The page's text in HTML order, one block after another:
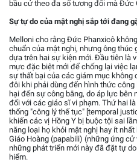
bầu cử theo đa số tương đối mà Đức
Sự tự do của mật nghị sắp tới đang
Melloni cho rằng Đức Phanxicô
chuẩn của mật nghị, nhưng ông
dựa trên hai sự kiện mới. Đầu tiên là
mực đặc biệt mới để chống lại việc
sự thất bại của các giám mục không
đôi khi phải dùng đến hình thức
hại đến sự công bằng, do áp lực
đối với các giáo sĩ vi phạm. Thứ hai
thống "công lý thế tục" [temporal
khiến các vị Hồng Y bị buộc tội sai
năng loại họ khỏi mật nghị hay ít
Giáo Hoàng (papabili) (những ứng
những phát triển mới này đã đặt tự
hiểm.